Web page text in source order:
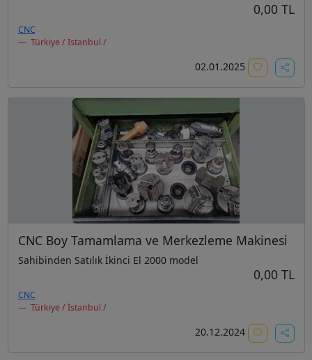
0,00 TL
CNC
Türkiye / İstanbul /
02.01.2025
CNC Boy Tamamlama ve Merkezleme Makinesi
Sahibinden Satılık İkinci El 2000 model
0,00 TL
CNC
Türkiye / İstanbul /
20.12.2024